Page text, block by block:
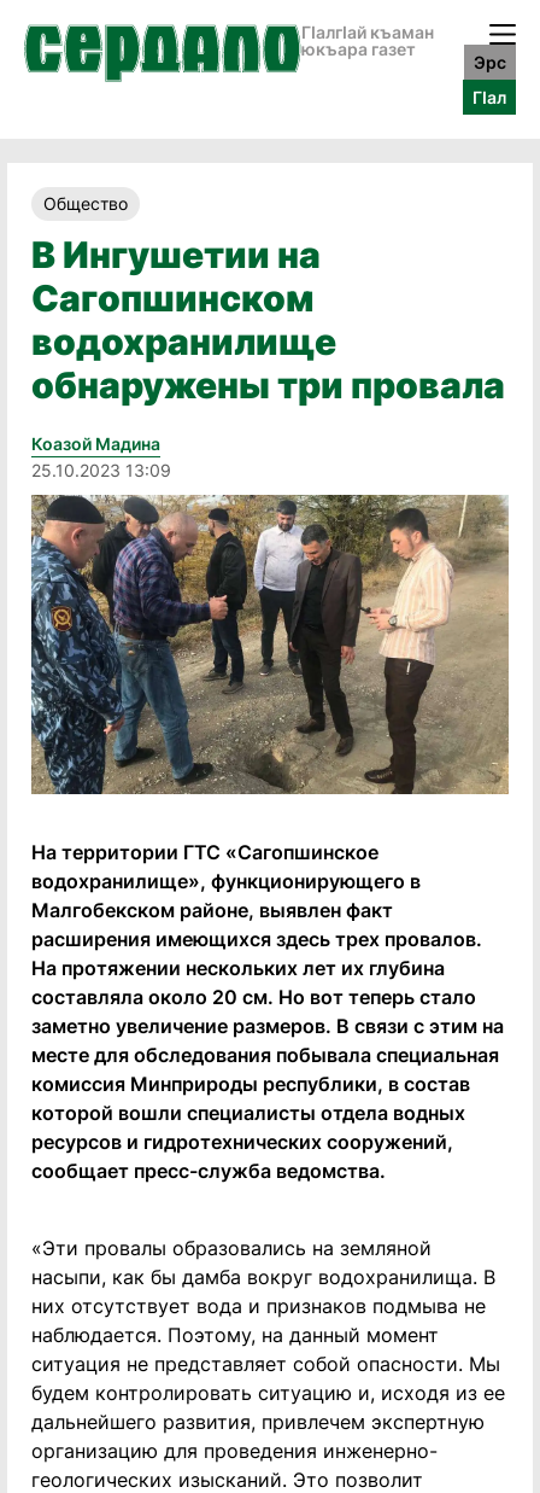
ГӀалгӀай къаман
юкъара газет
Эрс
ГӀал
Общество
В Ингушетии на
Сагопшинском
водохранилище
обнаружены три провала
Коазой Мадина
25.10.2023 13:09
На территории ГТС «Сагопшинское
водохранилище», функционирующего в
Малгобекском районе, выявлен факт
расширения имеющихся здесь трех провалов.
На протяжении нескольких лет их глубина
составляла около 20 см. Но вот теперь стало
заметно увеличение размеров. В связи с этим на
месте для обследования побывала специальная
комиссия Минприроды республики, в состав
которой вошли специалисты отдела водных
ресурсов и гидротехнических сооружений,
сообщает пресс-служба ведомства.
«Эти провалы образовались на земляной
насыпи, как бы дамба вокруг водохранилища. В
них отсутствует вода и признаков подмыва не
наблюдается. Поэтому, на данный момент
ситуация не представляет собой опасности. Мы
будем контролировать ситуацию и, исходя из ее
дальнейшего развития, привлечем экспертную
организацию для проведения инженерно-
геологических изысканий. Это позволит